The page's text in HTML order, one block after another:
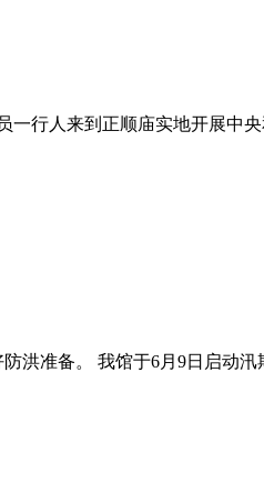
一行人来到正顺庙实地开展中
洪准备。 我馆于6月9日启动